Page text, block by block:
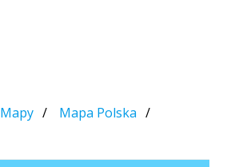
Mapy
Mapa Polska